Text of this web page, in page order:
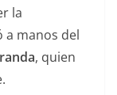
la
a manos del
, quien